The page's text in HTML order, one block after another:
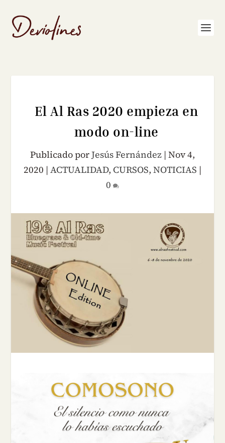
El Al Ras 2020 empieza en
modo on-line
Publicado porJesús Fernández | Nov 4,
2020 | ACTUALIDAD, CURSOS, NOTICIAS |
0